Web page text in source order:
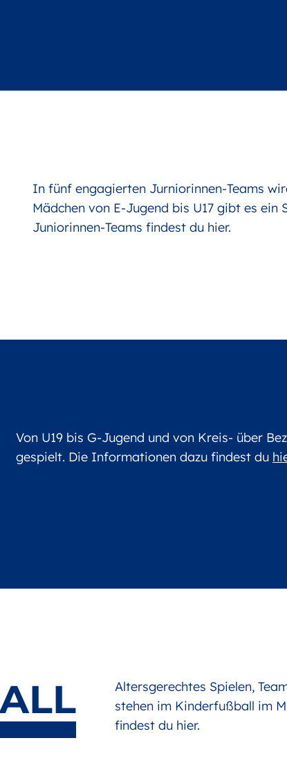
In fünf engagierten Jurniorinnen-Teams
Mädchen von E-Jugend bis U17 gibt es
Juniorinnen-Teams findest du hier.
Von U19 bis G-Jugend und von Kreis- über
gespielt. Die Informationen dazu findest du
Altersgerechtes Spielen,
stehen im Kinderfußball im
findest du hier.